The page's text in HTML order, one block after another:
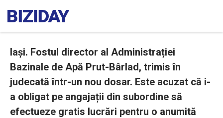
Iași. Fostul director al Administrației
Bazinale de Apă Prut-Bârlad, trimis în
judecată într-un nou dosar. Este acuzat că i-
a obligat pe angajații din subordine să
efectueze gratis lucrări pentru o anumită